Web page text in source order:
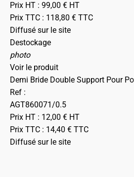
Prix HT : 99,00 € HT
Prix TTC : 118,80 € TTC
Diffusé sur le site
Destockage
photo
Voir le produit
Demi Bride Double Support Pour
Ref :
AGT860071/0.5
Prix HT : 12,00 € HT
Prix TTC : 14,40 € TTC
Diffusé sur le site